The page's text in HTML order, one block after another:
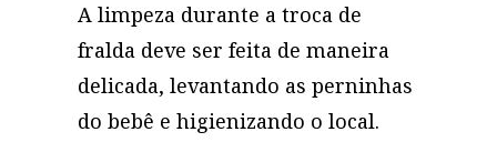
A limpeza durante a troca de
fralda deve ser feita de maneira
delicada, levantando as perninhas
do bebê e higienizando o local.